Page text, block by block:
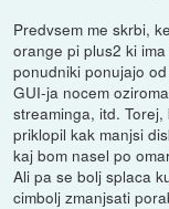
Predvsem me skrbi,
orange pi plus2 ki
ponudniki ponujajo
GUI-ja nocem
streaminga, itd.
priklopil kak manjsi
kaj bom nasel po
Ali pa se bolj splaca
cimbolj zmanjsati